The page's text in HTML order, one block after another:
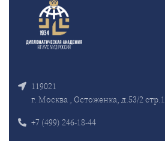
119021
г. Москва , Остоженка, д.53/2 стр.1
+7 (499) 246-18-44